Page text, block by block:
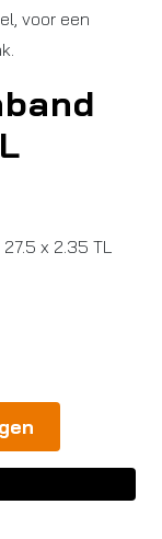
voor een
x 2.35 TL